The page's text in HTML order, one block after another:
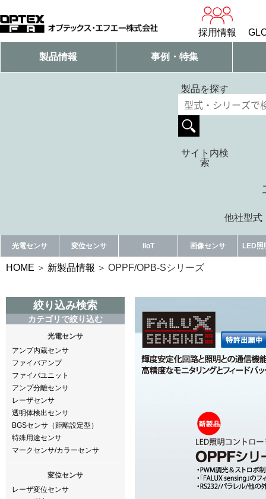
採用情報
製品情報 事例・特集
製品を探す
サイト内検
索
他社型式
光電センサ 変位センサ IIoT 画像センサ LED照
HOME 新製品情報 OPPF/OPB-Sシリーズ
絞り込み検索
カテゴリで絞り込む
光電センサ
アンプ内蔵センサ
ファイバアンプ
ファイバユニット
アンプ分離センサ
レーザセンサ
透明体検出センサ
BGSセンサ（距離設定型）
特殊用途センサ
マークセンサ/カラーセンサ
変位センサ
レーザ変位センサ